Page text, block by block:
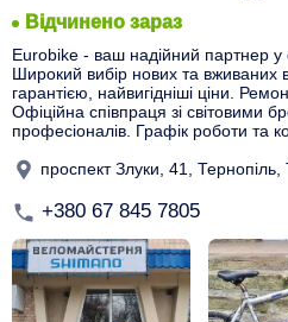
Відчинено зараз
Eurobike - ваш надійний партнер у
Широкий вибір нових та вживаних
гарантією, найвигідніші ціни.
Офіційна співпраця зі світовими
професіоналів. Графік роботи та
проспект Злуки, 41,
+380 67 845 7805